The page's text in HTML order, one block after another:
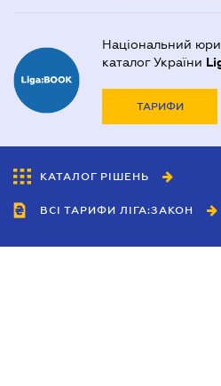
Національний
каталог України
ТАРИФИ
КАТАЛОГ РІШЕНЬ
ВСІ ТАРИФИ ЛІГА:ЗАКОН